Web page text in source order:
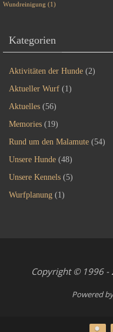
Wundreinigung (1)
Kategorien
Aktivitäten der Hunde (2)
Aktueller Wurf (1)
Aktuelles (56)
Memories (19)
Rund um den Malamute (54)
Unsere Hunde (48)
Unsere Kennels (5)
Wurfplanung (1)
Copyright © 1996 -
Powered